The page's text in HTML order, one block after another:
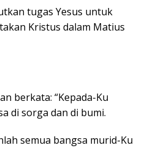
tugas Yesus untuk
Kristus dalam Matius
berkata: “Kepada-Ku
di sorga dan di bumi.
semua bangsa murid-Ku